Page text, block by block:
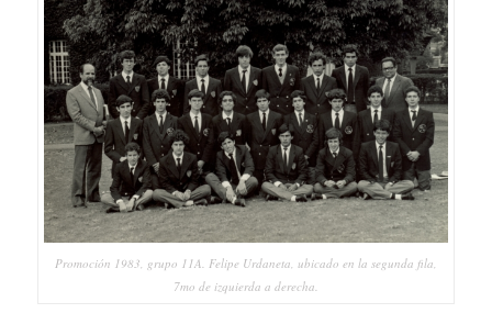
Promoción 1983, grupo 11A. Felipe Urdaneta, ubicado en la segunda fila,
7mo de izquierda a derecha.